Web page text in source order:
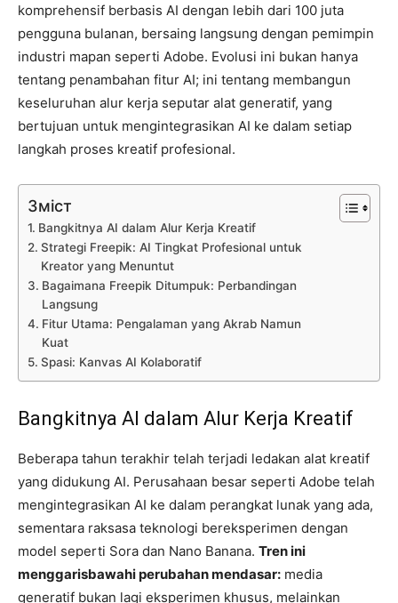
komprehensif berbasis AI dengan lebih dari 100 juta
pengguna bulanan, bersaing langsung dengan pemimpin
industri mapan seperti Adobe. Evolusi ini bukan hanya
tentang penambahan fitur AI; ini tentang membangun
keseluruhan alur kerja seputar alat generatif, yang
bertujuan untuk mengintegrasikan AI ke dalam setiap
langkah proses kreatif profesional.
Зміст
Bangkitnya AI dalam Alur Kerja Kreatif
Strategi Freepik: AI Tingkat Profesional untuk
Kreator yang Menuntut
Bagaimana Freepik Ditumpuk: Perbandingan
Langsung
Fitur Utama: Pengalaman yang Akrab Namun
Kuat
Spasi: Kanvas AI Kolaboratif
Bangkitnya AI dalam Alur Kerja Kreatif
Beberapa tahun terakhir telah terjadi ledakan alat kreatif
yang didukung AI. Perusahaan besar seperti Adobe telah
mengintegrasikan AI ke dalam perangkat lunak yang ada,
sementara raksasa teknologi bereksperimen dengan
model seperti Sora dan Nano Banana. Tren ini
menggarisbawahi perubahan mendasar: media
generatif bukan lagi eksperimen khusus, melainkan